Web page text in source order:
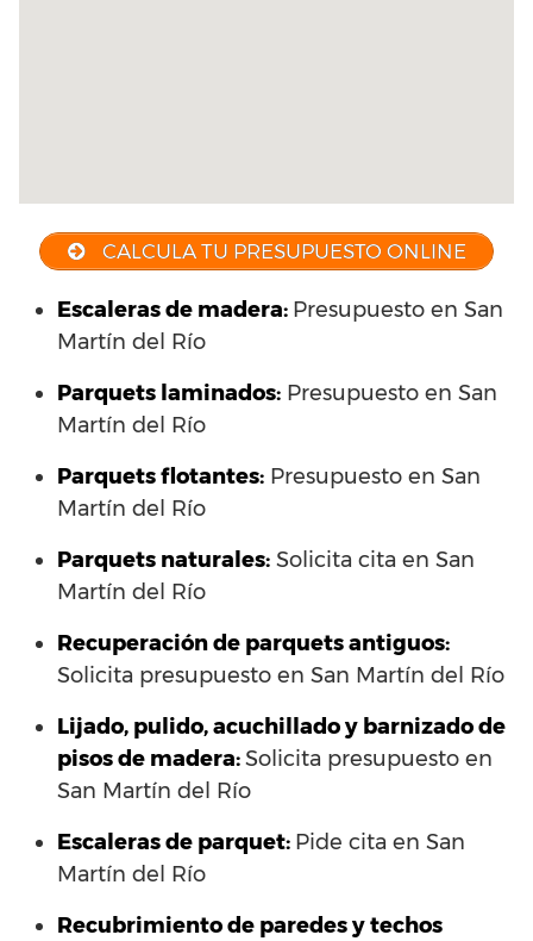
CALCULA TU PRESUPUESTO ONLINE
Escaleras de madera: Presupuesto en San
Martín del Río
Parquets laminados: Presupuesto en San
Martín del Río
Parquets flotantes: Presupuesto en San
Martín del Río
Parquets naturales: Solicita cita en San
Martín del Río
Recuperación de parquets antiguos:
Solicita presupuesto en San Martín del Río
Lijado, pulido, acuchillado y barnizado de
pisos de madera:Solicita presupuesto en
San Martín del Río
Escaleras de parquet: Pide cita en San
Martín del Río
Recubrimiento de paredes y techos